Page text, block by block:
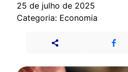
25 de julho de 2025
Categoria: Economia